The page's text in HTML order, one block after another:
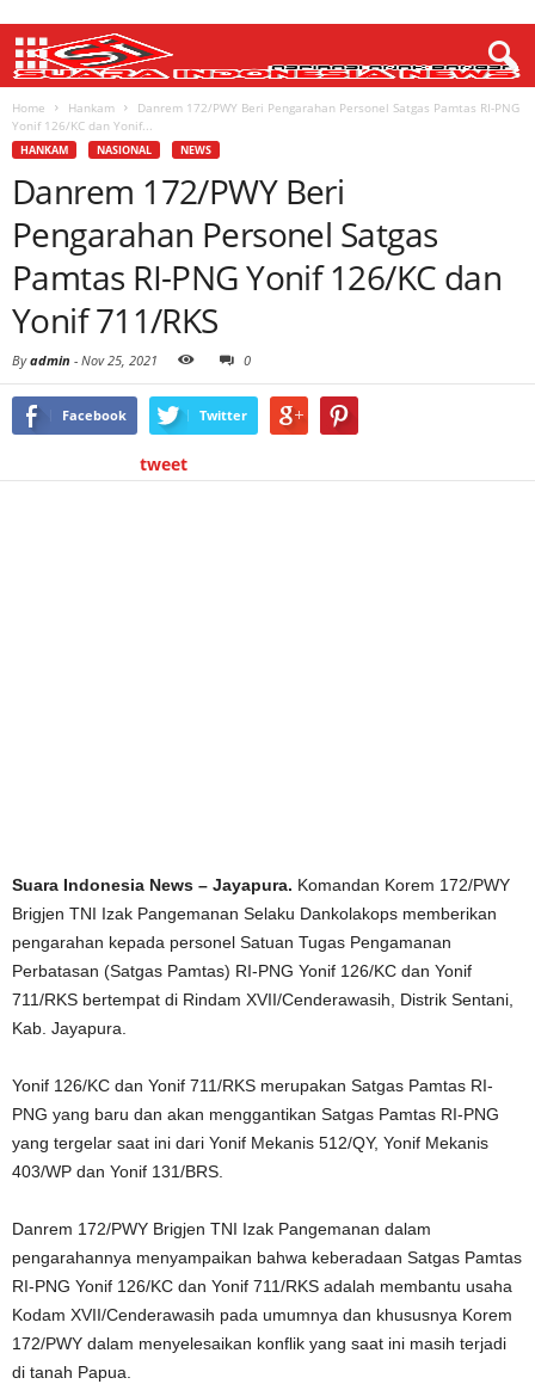
Home Hankam
Danrem 172/PWY Beri Pengarahan Personel Satgas Pamtas RI-PNG
Yonif 126/KC dan Yonif...
HANKAM NASIONAL NEWS
Danrem 172/PWY Beri
Pengarahan Personel Satgas
Pamtas RI-PNG Yonif 126/KC dan
Yonif 711/RKS
Byadmin - Nov 25, 2021 0
Facebook Twitter
tweet
Suara Indonesia News – Jayapura. Komandan Korem 172/PWY
Brigjen TNI Izak Pangemanan Selaku Dankolakops memberikan
pengarahan kepada personel Satuan Tugas Pengamanan
Perbatasan (Satgas Pamtas) RI-PNG Yonif 126/KC dan Yonif
711/RKS bertempat di Rindam XVII/Cenderawasih, Distrik Sentani,
Kab. Jayapura.
Yonif 126/KC dan Yonif 711/RKS merupakan Satgas Pamtas RI-
PNG yang baru dan akan menggantikan Satgas Pamtas RI-PNG
yang tergelar saat ini dari Yonif Mekanis 512/QY, Yonif Mekanis
403/WP dan Yonif 131/BRS.
Danrem 172/PWY Brigjen TNI Izak Pangemanan dalam
pengarahannya menyampaikan bahwa keberadaan Satgas Pamtas
RI-PNG Yonif 126/KC dan Yonif 711/RKS adalah membantu usaha
Kodam XVII/Cenderawasih pada umumnya dan khususnya Korem
172/PWY dalam menyelesaikan konflik yang saat ini masih terjadi
di tanah Papua.